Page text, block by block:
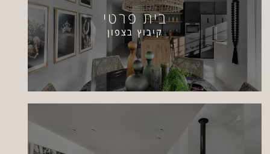
בית פרטי
קיבוץ בצפון